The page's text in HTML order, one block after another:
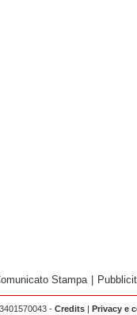
Stampa |
- Credits | Privacy e